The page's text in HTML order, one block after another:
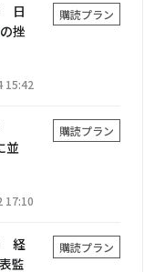
日
挫
購読プラン
15:42
並
購読プラン
17:10
経
監
購読プラン